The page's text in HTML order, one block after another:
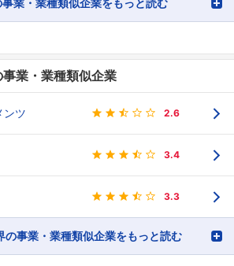
業・業種類似企業をもっと読む
業・業種類似企業
ンツ 2.6
3.4
3.3
の事業・業種類似企業をもっと読む